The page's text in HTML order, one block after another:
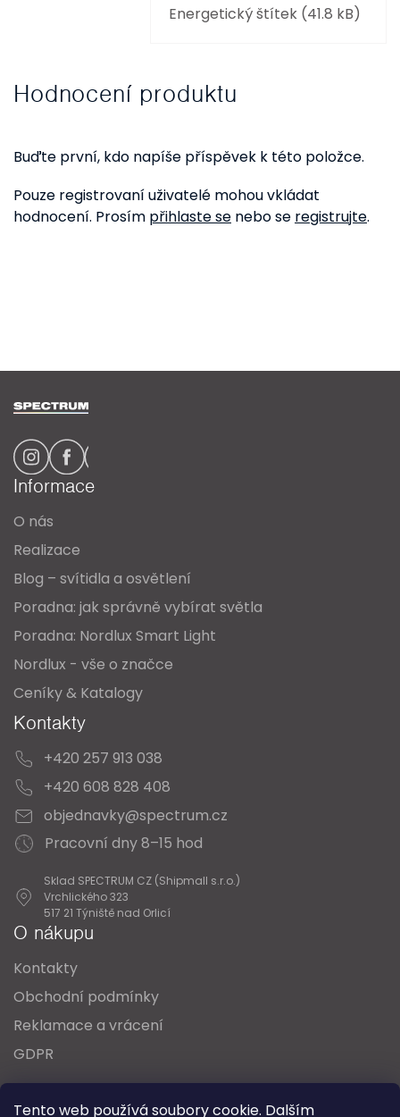
Tento web používá soubory cookie. Dalším
Energetický štítek (41.8 kB)
Hodnocení produktu
Buďte první, kdo napíše příspěvek k této položce.
Pouze registrovaní uživatelé mohou vkládat
hodnocení. Prosím přihlaste se nebo se registrujte.
Informace
O nás
Realizace
Blog – svítidla a osvětlení
Poradna: jak správně vybírat světla
Poradna: Nordlux Smart Light
Nordlux - vše o značce
Ceníky & Katalogy
Kontakty
+420 257 913 038
+420 608 828 408
objednavky@spectrum.cz
Pracovní dny 8–15 hod
Sklad SPECTRUM CZ (Shipmall s.r.o.)
Vrchlického 323
517 21 Týniště nad Orlicí
O nákupu
Kontakty
Obchodní podmínky
Reklamace a vrácení
GDPR
Oblíbené série svítidel: Nordlux Alton